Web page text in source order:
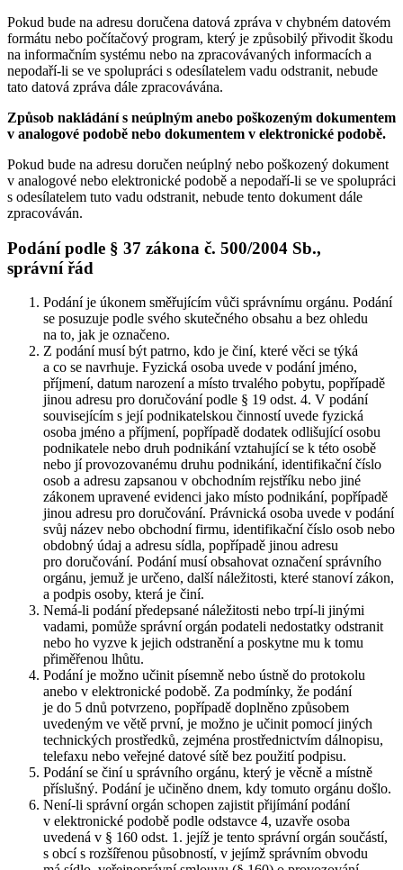
Pokud bude na adresu doručena datová zpráva v chybném datovém
formátu nebo počítačový program, který je způsobilý přivodit škodu
na informačním systému nebo na zpracovávaných informacích a
nepodaří-li se ve spolupráci s odesílatelem vadu odstranit, nebude
tato datová zpráva dále zpracovávána.
Způsob nakládání s neúplným anebo poškozeným dokumentem
v analogové podobě nebo dokumentem v elektronické podobě.
Pokud bude na adresu doručen neúplný nebo poškozený dokument
v analogové nebo elektronické podobě a nepodaří-li se ve spolupráci
s odesílatelem tuto vadu odstranit, nebude tento dokument dále
zpracováván.
Podání podle § 37 zákona č. 500/2004 Sb.,
správní řád
Podání je úkonem směřujícím vůči správnímu orgánu. Podání
se posuzuje podle svého skutečného obsahu a bez ohledu
na to, jak je označeno.
Z podání musí být patrno, kdo je činí, které věci se týká
a co se navrhuje. Fyzická osoba uvede v podání jméno,
příjmení, datum narození a místo trvalého pobytu, popřípadě
jinou adresu pro doručování podle § 19 odst. 4. V podání
souvisejícím s její podnikatelskou činností uvede fyzická
osoba jméno a příjmení, popřípadě dodatek odlišující osobu
podnikatele nebo druh podnikání vztahující se k této osobě
nebo jí provozovanému druhu podnikání, identifikační číslo
osob a adresu zapsanou v obchodním rejstříku nebo jiné
zákonem upravené evidenci jako místo podnikání, popřípadě
jinou adresu pro doručování. Právnická osoba uvede v podání
svůj název nebo obchodní firmu, identifikační číslo osob nebo
obdobný údaj a adresu sídla, popřípadě jinou adresu
pro doručování. Podání musí obsahovat označení správního
orgánu, jemuž je určeno, další náležitosti, které stanoví zákon,
a podpis osoby, která je činí.
Nemá-li podání předepsané náležitosti nebo trpí-li jinými
vadami, pomůže správní orgán podateli nedostatky odstranit
nebo ho vyzve k jejich odstranění a poskytne mu k tomu
přiměřenou lhůtu.
Podání je možno učinit písemně nebo ústně do protokolu
anebo v elektronické podobě. Za podmínky, že podání
je do 5 dnů potvrzeno, popřípadě doplněno způsobem
uvedeným ve větě první, je možno je učinit pomocí jiných
technických prostředků, zejména prostřednictvím dálnopisu,
telefaxu nebo veřejné datové sítě bez použití podpisu.
Podání se činí u správního orgánu, který je věcně a místně
příslušný. Podání je učiněno dnem, kdy tomuto orgánu došlo.
Není-li správní orgán schopen zajistit přijímání podání
v elektronické podobě podle odstavce 4, uzavře osoba
uvedená v § 160 odst. 1. jejíž je tento správní orgán součástí,
s obcí s rozšířenou působností, v jejímž správním obvodu